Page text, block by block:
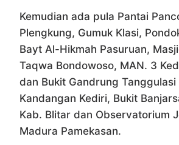
Kemudian ada pula Pantai
Plengkung, Gumuk Klasi,
Bayt Al-Hikmah Pasuruan,
Taqwa Bondowoso, MAN. 3
dan Bukit Gandrung
Kandangan Kediri, Bukit
Kab. Blitar dan Observatorium
Madura Pamekasan.